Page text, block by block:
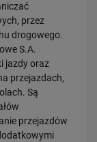
przez
drogowego.
S.A.
jazdy oraz
przejazdach,
Są
przejazdów